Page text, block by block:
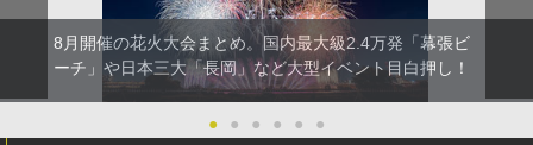
8月開催の花火大会まとめ。国内最大級2.4万発「幕張ビ
ーチ」や日本三大「長岡」など大型イベント目白押し！
● ● ● ● ● ●